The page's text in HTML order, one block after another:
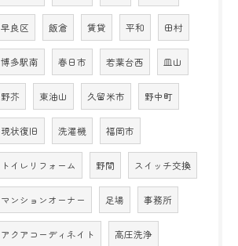
早良区 飯倉 賃貸 平和 田村
博多駅南 春日市 若葉台西 皿山
野芥 東油山 久留米市 野中町
現状復旧 洗濯機 福岡市
トイレリフォーム 野間 スイッチ交換
マンションオーナー 足場 事務所
アクアコーディネイト 高圧洗浄